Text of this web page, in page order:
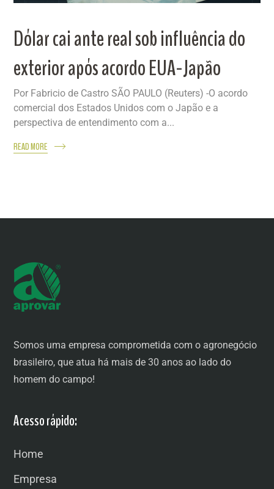
Dólar cai ante real sob influência do
exterior após acordo EUA-Japão
Por Fabricio de Castro SÃO PAULO (Reuters) -O acordo
comercial dos Estados Unidos com o Japão e a
perspectiva de entendimento com a...
READ MORE
Somos uma empresa comprometida com o agronegócio
brasileiro, que atua há mais de 30 anos ao lado do
homem do campo!
Acesso rápido:
Home
Empresa